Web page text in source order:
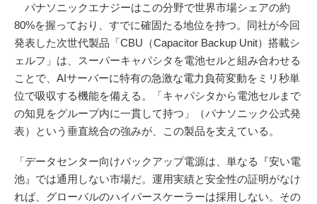
パナソニックエナジーはこの分野で世界市場シェアの約
80%を握っており、すでに確固たる地位を持つ。同社が今回
発表した次世代製品「CBU（Capacitor Backup Unit）搭載シ
ェルフ」は、スーパーキャパシタを電池セルと組み合わせる
ことで、AIサーバーに特有の急激な電力負荷変動をミリ秒単
位で吸収する機能を備える。「キャパシタから電池セルまで
の知見をグループ内に一貫して持つ」（パナソニック公式発
表）という垂直統合の強みが、この製品を支えている。
「データセンター向けバックアップ電源は、単なる『安い電
池』では通用しない市場だ。運用実績と安全性の証明がなけ
れば、グローバルのハイパースケーラーは採用しない。その